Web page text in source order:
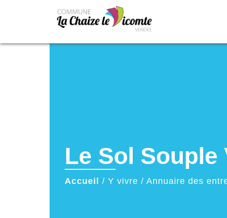
Le Sol Souple
Accueil / Y vivre / Annuaire des